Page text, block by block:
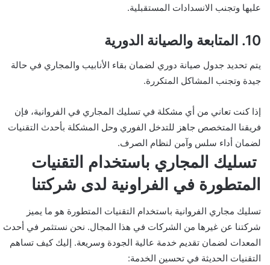
عليها وتجنب الانسدادات المستقبلية.
10. المتابعة والصيانة الدورية
يتم تحديد جدول صيانة دوري لضمان بقاء الأنابيب والمجاري في حالة
جيدة وتجنب المشاكل المتكررة.
إذا كنت تعاني من أي مشكلة في تسليك المجاري في الفروانية، فإن
فريقنا المتخصص جاهز للتدخل الفوري وحل المشكلة بأحدث التقنيات
لضمان أداء سلس وآمن لنظام الصرف.
تسليك المجاري باستخدام التقنيات
المتطورة في الفراونية لدى شركتنا
تسليك مجاري الفروانية باستخدام التقنيات المتطورة هو ما يميز
شركتنا عن غيرها من الشركات في هذا المجال. نحن نستثمر في أحدث
المعدات لضمان تقديم خدمة عالية الجودة وسريعة. إليك كيف تساهم
التقنيات الحديثة في تحسين الخدمة: